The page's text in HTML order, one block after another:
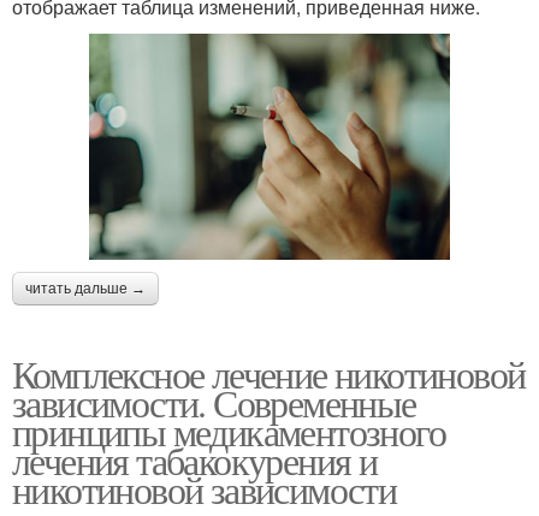
отображает таблица изменений, приведенная ниже.
читать дальше →
Комплексное лечение никотиновой
зависимости. Современные
принципы медикаментозного
лечения табакокурения и
никотиновой зависимости